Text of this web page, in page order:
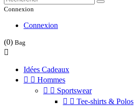
Connexion
Connexion
(0) Bag

Idées Cadeaux
  Hommes
  Sportswear
  Tee-shirts & Polos